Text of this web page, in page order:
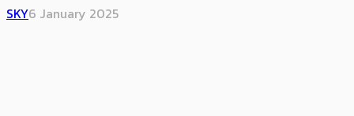
SKY6 January 2025